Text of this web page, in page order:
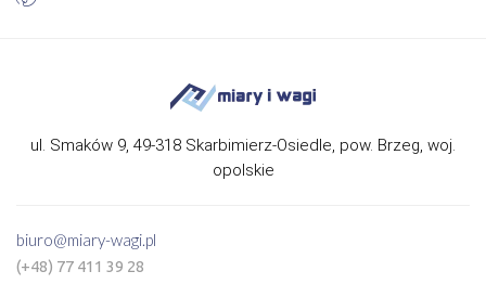
ul. Smaków 9, 49-318 Skarbimierz-Osiedle, pow. Brzeg, woj.
opolskie
biuro@miary-wagi.pl
(+48) 77 411 39 28